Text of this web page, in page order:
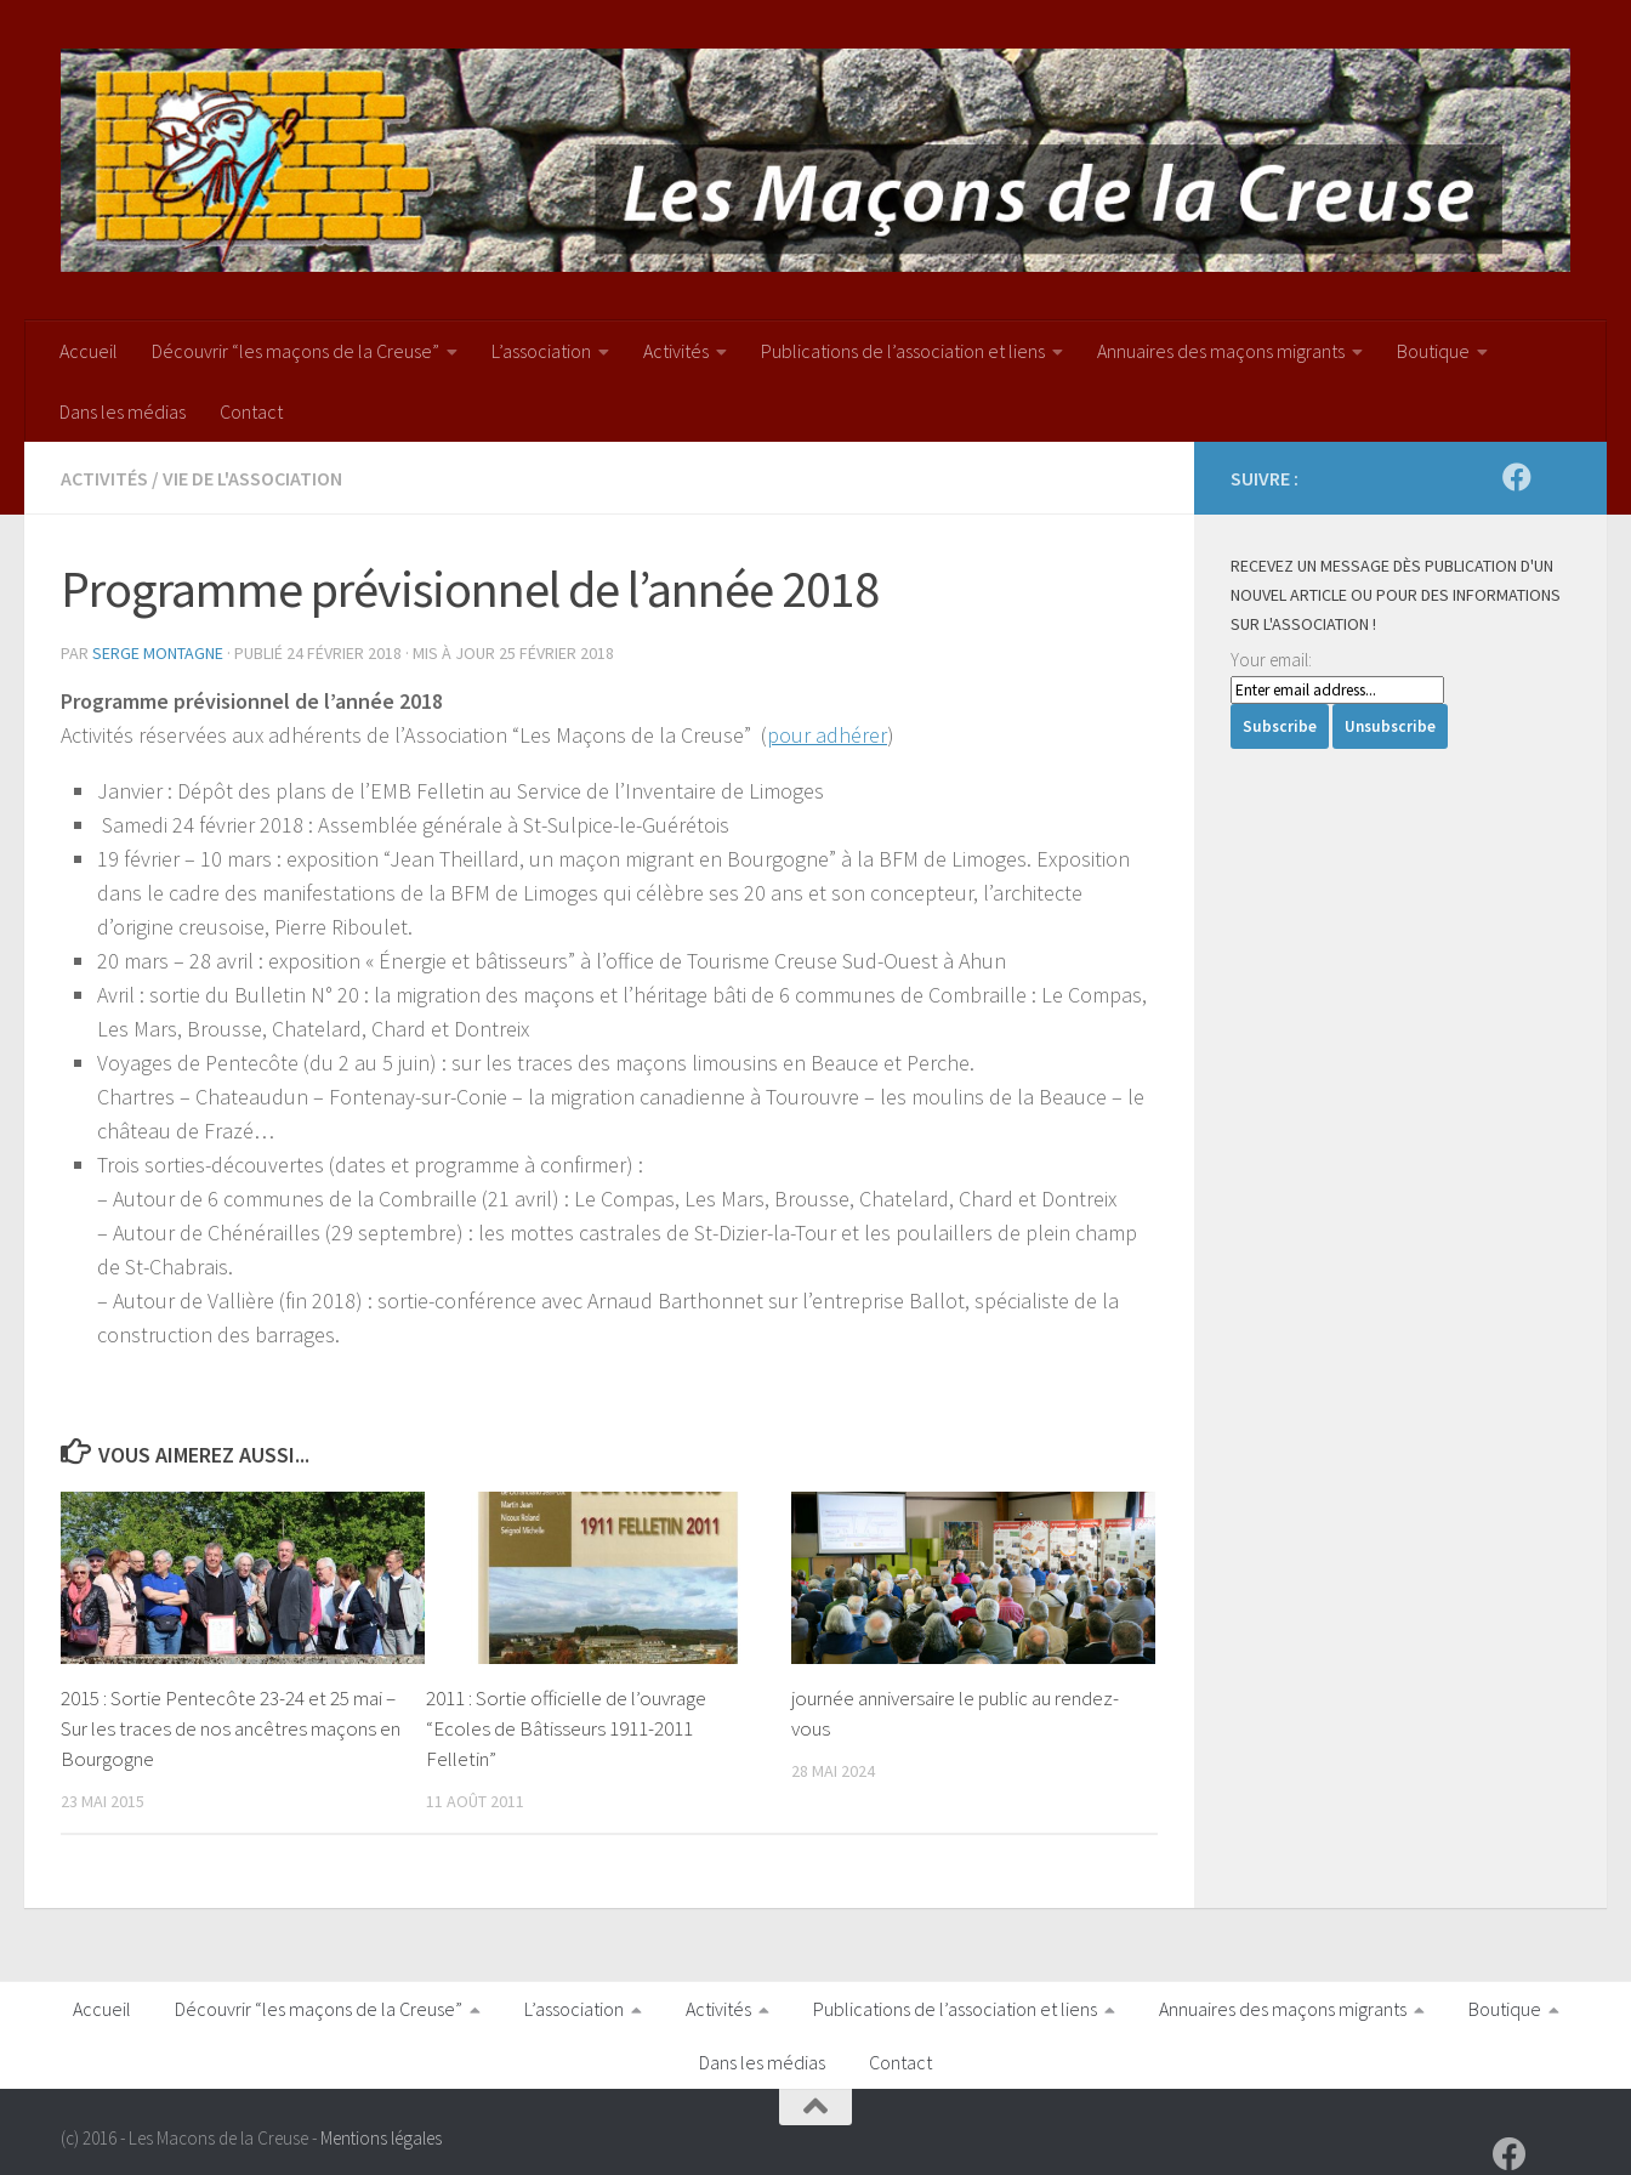
Accueil Découvrir “les maçons de la Creuse” L’association Activités Publications de l’association et liens Annuaires des maçons migrants Boutique
Dans les médias Contact
ACTIVITÉS / VIE DE L'ASSOCIATION
Programme prévisionnel de l’année 2018
PAR SERGE MONTAGNE · PUBLIÉ 24 FÉVRIER 2018 · MIS À JOUR 25 FÉVRIER 2018
Programme prévisionnel de l’année 2018
Activités réservées aux adhérents de l’Association “Les Maçons de la Creuse” (pour adhérer)
Janvier : Dépôt des plans de l’EMB Felletin au Service de l’Inventaire de Limoges
Samedi 24 février 2018 : Assemblée générale à St-Sulpice-le-Guérétois
19 février – 10 mars : exposition “Jean Theillard, un maçon migrant en Bourgogne” à la BFM de Limoges. Exposition
dans le cadre des manifestations de la BFM de Limoges qui célèbre ses 20 ans et son concepteur, l’architecte
d’origine creusoise, Pierre Riboulet.
20 mars – 28 avril : exposition « Énergie et bâtisseurs” à l’office de Tourisme Creuse Sud-Ouest à Ahun
Avril : sortie du Bulletin N° 20 : la migration des maçons et l’héritage bâti de 6 communes de Combraille : Le Compas,
Les Mars, Brousse, Chatelard, Chard et Dontreix
Voyages de Pentecôte (du 2 au 5 juin) : sur les traces des maçons limousins en Beauce et Perche.
Chartres – Chateaudun – Fontenay-sur-Conie – la migration canadienne à Tourouvre – les moulins de la Beauce – le
château de Frazé…
Trois sorties-découvertes (dates et programme à confirmer) :
– Autour de 6 communes de la Combraille (21 avril) : Le Compas, Les Mars, Brousse, Chatelard, Chard et Dontreix
– Autour de Chénérailles (29 septembre) : les mottes castrales de St-Dizier-la-Tour et les poulaillers de plein champ
de St-Chabrais.
– Autour de Vallière (fin 2018) : sortie-conférence avec Arnaud Barthonnet sur l’entreprise Ballot, spécialiste de la
construction des barrages.
VOUS AIMEREZ AUSSI...
2015 : Sortie Pentecôte 23-24 et 25 mai –
Sur les traces de nos ancêtres maçons en
Bourgogne
23 MAI 2015
2011 : Sortie officielle de l’ouvrage
“Ecoles de Bâtisseurs 1911-2011
Felletin”
11 AOÛT 2011
journée anniversaire le public au rendez-
vous
28 MAI 2024
SUIVRE :
RECEVEZ UN MESSAGE DÈS PUBLICATION D'UN
NOUVEL ARTICLE OU POUR DES INFORMATIONS
SUR L'ASSOCIATION !
Your email:
Accueil Découvrir “les maçons de la Creuse” L’association Activités Publications de l’association et liens Annuaires des maçons migrants Boutique
Dans les médias Contact
(c) 2016 - Les Macons de la Creuse - Mentions légales